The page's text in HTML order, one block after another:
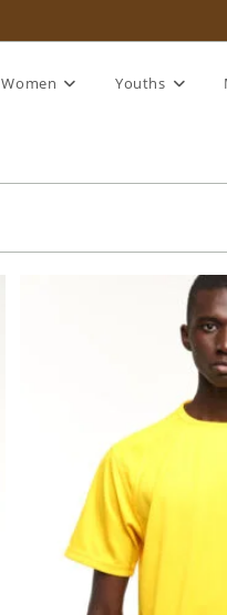
Women Youths